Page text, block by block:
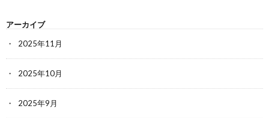
アーカイブ
2025年11月
2025年10月
2025年9月